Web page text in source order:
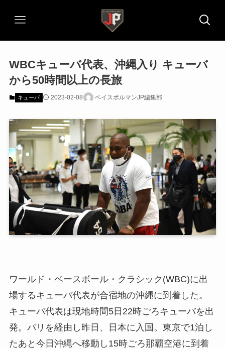
WBCキューバ代表、沖縄入り キューバ
から50時間以上の長旅
キューバ 2023-02-08 ベイスボルマンJP編集部
ワールド・ベースボール・クラシック(WBC)に出
場するキューバ代表が合宿地の沖縄に到着した。
キューバ代表は現地時間5日22時ごろキューバを出
発。パリを経由し昨日、日本に入国。東京で1泊し
たあと今日沖縄へ移動し15時ごろ那覇空港に到着